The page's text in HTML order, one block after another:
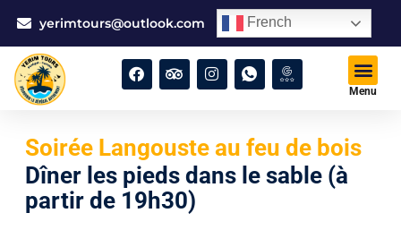
yerimtours@outlook.com French
Menu
Soirée Langouste au feu de bois
Dîner les pieds dans le sable (à
partir de 19h30)